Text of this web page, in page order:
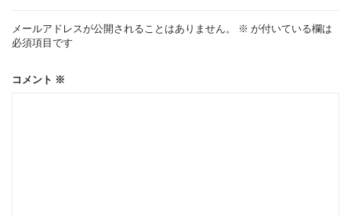
メールアドレスが公開されることはありません。 ※ が付いている欄は
必須項目です
コメント ※